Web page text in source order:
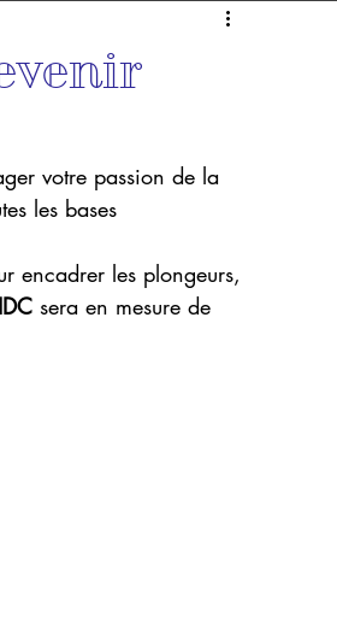
votre passion de la
les bases
encadrer les plongeurs,
sera en mesure de